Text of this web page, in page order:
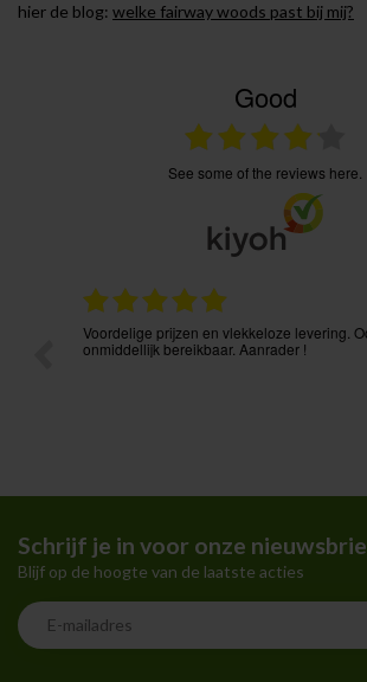
hier de blog: welke fairway woods past bij mij?
Good
see some of the reviews here.
Voordelige prijzen en vlekkeloze levering.
onmiddellijk bereikbaar. Aanrader !
Schrijf je in voor onze
Blijf op de hoogte van de laatste acties